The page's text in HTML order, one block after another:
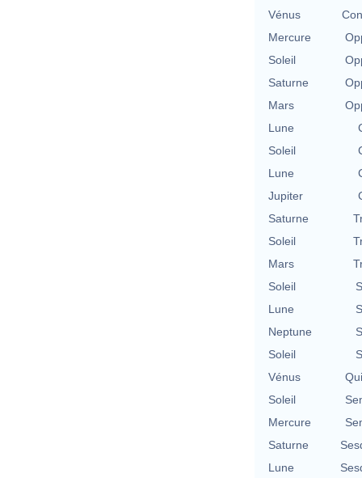
Vénus
Mercure
Soleil
Saturne
Mars
Lune
Soleil
Lune
Jupiter
Saturne
Soleil
Mars
Soleil
Lune
Neptune
Soleil
Vénus
Soleil
Mercure
Saturne
Lune